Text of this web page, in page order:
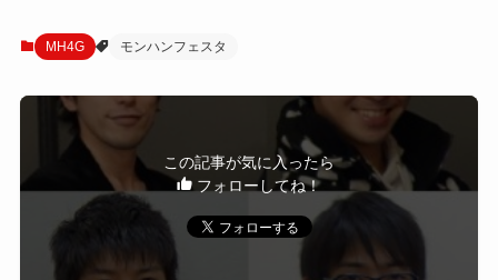
MH4G モンハンフェスタ
この記事が気に入ったら
フォローしてね！